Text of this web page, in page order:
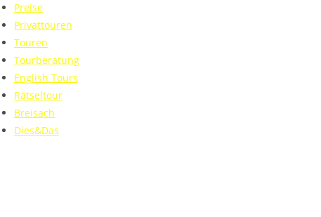
Preise
Privattouren
Touren
Tourberatung
English Tours
Rätseltour
Breisach
Dies&Das